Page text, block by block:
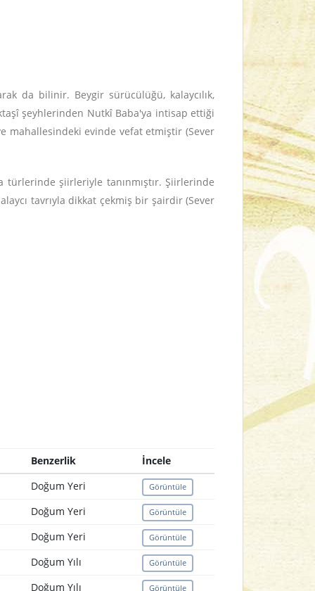
da bilinir. Beygir sürücülüğü, kalaycılık,
şeyhlerinden Nutkî Baba'ya intisap ettiği
mahallesindeki evinde vefat etmiştir (Sever
türlerinde şiirleriyle tanınmıştır. Şiirlerinde
tavrıyla dikkat çekmiş bir şairdir (Sever
Benzerlik
İncele
Doğum Yeri
Görüntüle
Doğum Yeri Görüntüle
Doğum Yeri Görüntüle
Doğum Yılı Görüntüle
Doğum Yılı Görüntüle